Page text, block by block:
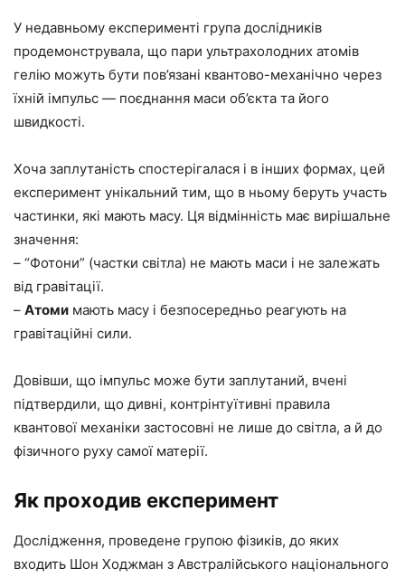
У недавньому експерименті група дослідників
продемонструвала, що пари ультрахолодних атомів
гелію можуть бути пов’язані квантово-механічно через
їхній імпульс — поєднання маси об’єкта та його
швидкості.
Хоча заплутаність спостерігалася і в інших формах, цей
експеримент унікальний тим, що в ньому беруть участь
частинки, які мають масу. Ця відмінність має вирішальне
значення:
– “Фотони” (частки світла) не мають маси і не залежать
від гравітації.
– Атоми мають масу і безпосередньо реагують на
гравітаційні сили.
Довівши, що імпульс може бути заплутаний, вчені
підтвердили, що дивні, контрінтуїтивні правила
квантової механіки застосовні не лише до світла, а й до
фізичного руху самої матерії.
Як проходив експеримент
Дослідження, проведене групою фізиків, до яких
входить Шон Ходжман з Австралійського національного